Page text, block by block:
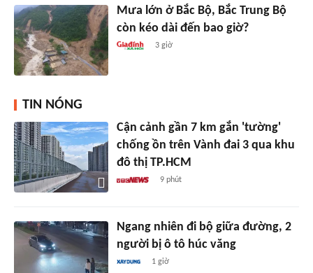
Mưa lớn ở Bắc Bộ, Bắc Trung Bộ
còn kéo dài đến bao giờ?
3 giờ
TIN NÓNG
Cận cảnh gần 7 km gắn 'tường'
chống ồn trên Vành đai 3 qua khu
đô thị TP.HCM
9 phút
Ngang nhiên đi bộ giữa đường, 2
người bị ô tô húc văng
1 giờ